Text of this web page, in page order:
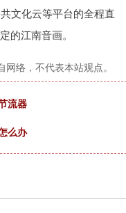
文化云等平台的全程直
的江南音画。
络，不代表本站观点。
流器
么办